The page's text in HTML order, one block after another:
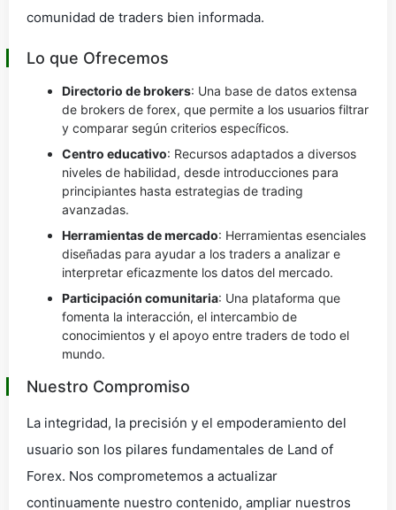
comunidad de traders bien informada.
Lo que Ofrecemos
Directorio de brokers: Una base de datos extensa
de brokers de forex, que permite a los usuarios filtrar
y comparar según criterios específicos.
Centro educativo: Recursos adaptados a diversos
niveles de habilidad, desde introducciones para
principiantes hasta estrategias de trading
avanzadas.
Herramientas de mercado: Herramientas esenciales
diseñadas para ayudar a los traders a analizar e
interpretar eficazmente los datos del mercado.
Participación comunitaria: Una plataforma que
fomenta la interacción, el intercambio de
conocimientos y el apoyo entre traders de todo el
mundo.
Nuestro Compromiso
La integridad, la precisión y el empoderamiento del
usuario son los pilares fundamentales de Land of
Forex. Nos comprometemos a actualizar
continuamente nuestro contenido, ampliar nuestros